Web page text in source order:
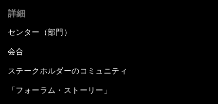
詳細
センター（部門）
会合
ステークホルダーのコミュニティ
「フォーラム・ストーリー」